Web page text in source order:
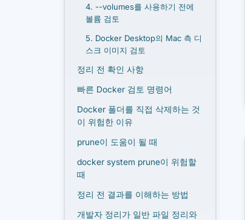
4. --volumes를 사용하기 전에
볼륨 검토
5. Docker Desktop의 Mac 측 디
스크 이미지 검토
정리 전 확인 사항
빠른 Docker 검토 명령어
Docker 폴더를 직접 삭제하는 것
이 위험한 이유
prune이 도움이 될 때
docker system prune이 위험할
때
정리 전 결과를 이해하는 방법
개발자 정리가 일반 파일 정리와